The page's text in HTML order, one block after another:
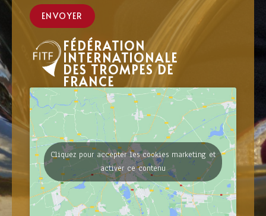
ENVOYER
FÉDÉRATION
INTERNATIONALE
DES TROMPES DE
FRANCE
Cliquez pour accepter les cookies marketing et
activer ce contenu